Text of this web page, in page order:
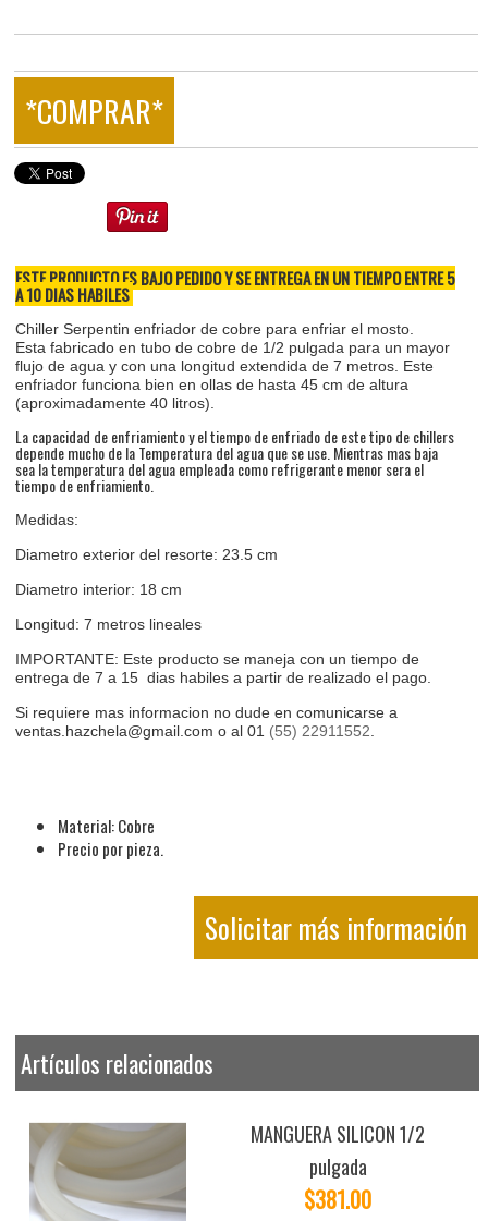
*COMPRAR*
ESTE PRODUCTO ES BAJO PEDIDO Y SE ENTREGA EN UN TIEMPO ENTRE 5
A 10 DIAS HABILES
Chiller Serpentin enfriador de cobre para enfriar el mosto.
Esta fabricado en tubo de cobre de 1/2 pulgada para un mayor
flujo de agua y con una longitud extendida de 7 metros. Este
enfriador funciona bien en ollas de hasta 45 cm de altura
(aproximadamente 40 litros).
La capacidad de enfriamiento y el tiempo de enfriado de este tipo de chillers
depende mucho de la Temperatura del agua que se use. Mientras mas baja
sea la temperatura del agua empleada como refrigerante menor sera el
tiempo de enfriamiento.
Medidas:
Diametro exterior del resorte: 23.5 cm
Diametro interior: 18 cm
Longitud: 7 metros lineales
IMPORTANTE: Este producto se maneja con un tiempo de
entrega de 7 a 15 dias habiles a partir de realizado el pago.
Si requiere mas informacion no dude en comunicarse a
ventas.hazchela@gmail.com o al 01 (55) 22911552.
Material: Cobre
Precio por pieza.
Solicitar más información
Artículos relacionados
MANGUERA SILICON 1/2
pulgada
$381.00